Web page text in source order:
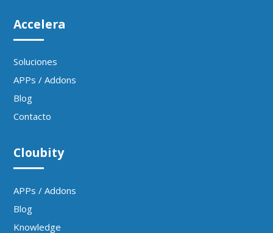
Accelera
Soluciones
APPs / Addons
Blog
Contacto
Cloubity
APPs / Addons
Blog
Knowledge